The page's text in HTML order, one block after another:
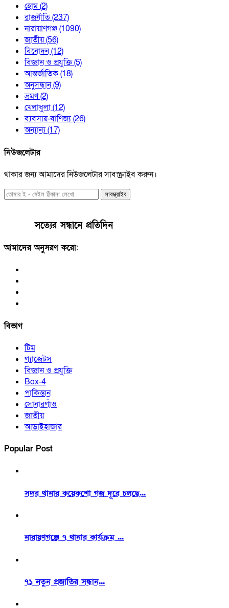
হোম(2)
রাজনীতি(237)
নারায়াণগঞ্জ(1090)
জাতীয়(56)
বিনোদন(12)
বিজ্ঞান ও প্রযুক্তি(5)
আন্তর্জাতিক(18)
অনুসন্ধান(9)
ভ্রমণ(2)
খেলাধুলা(12)
ব্যবসায়-বাণিজ্য(26)
অন্যান্য(17)
নিউজলেটার
থাকার জন্য আমাদের নিউজলেটার সাবস্ক্রাইব করুন।
সাবস্ক্রাইব
সত্যের সন্ধানে প্রতিদিন
আমাদের অনুসরণ করো:
বিভাগ
টিম
গ্যাজেটস
বিজ্ঞান ও প্রযুক্তি
Box-4
পাকিস্তান
সোনারগাঁও
জাতীয়
আড়াইহাজার
Popular Post
সদর থানার কয়েকশো গজ দূরে চলছে...
নারায়ণগঞ্জে ৭ থানার কার্যক্রম ...
৭১ নতুন প্রজাতির সন্ধান...